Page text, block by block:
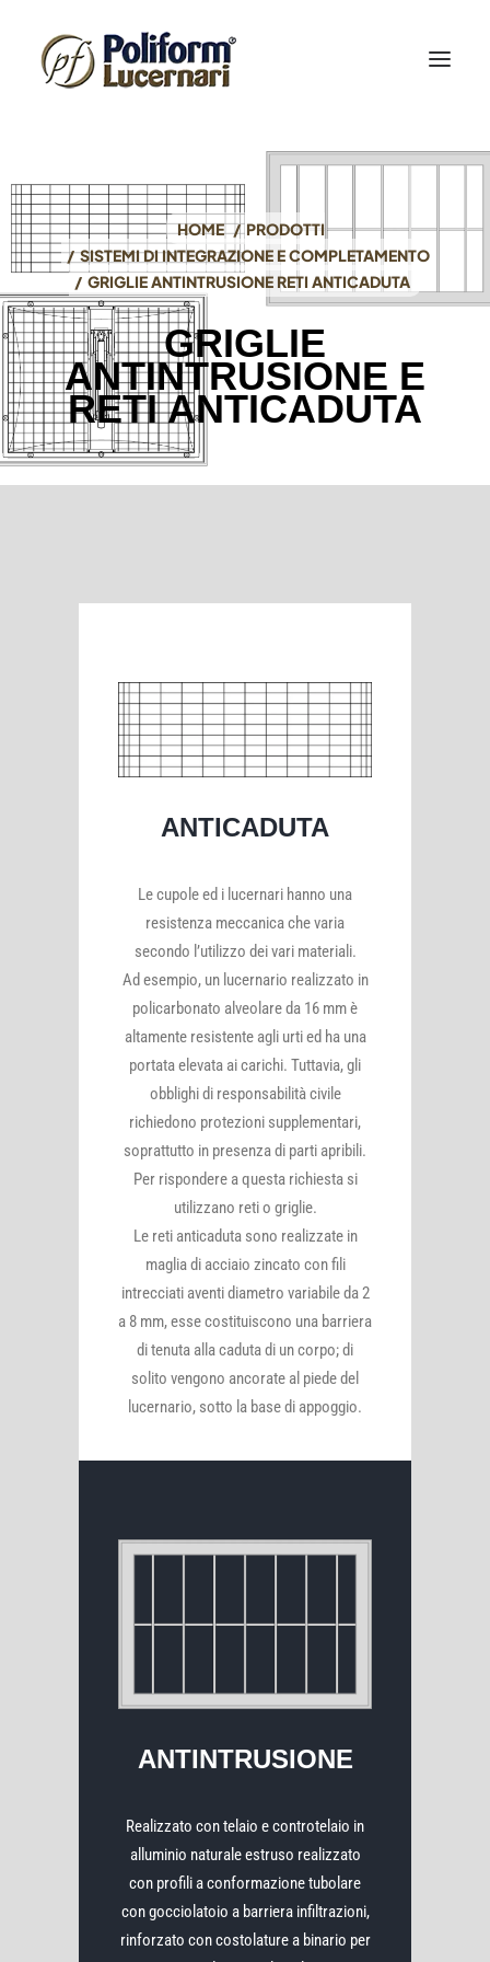
HOME
PRODOTTI
SISTEMI DI INTEGRAZIONE E COMPLETAMENTO
GRIGLIE ANTINTRUSIONE RETI ANTICADUTA
GRIGLIE
ANTINTRUSIONE E
RETI ANTICADUTA
ANTICADUTA
Le cupole ed i lucernari hanno una
resistenza meccanica che varia
secondo l’utilizzo dei vari materiali.
Ad esempio, un lucernario realizzato in
policarbonato alveolare da 16 mm è
altamente resistente agli urti ed ha una
portata elevata ai carichi. Tuttavia, gli
obblighi di responsabilità civile
richiedono protezioni supplementari,
soprattutto in presenza di parti apribili.
Per rispondere a questa richiesta si
utilizzano reti o griglie.
Le reti anticaduta sono realizzate in
maglia di acciaio zincato con fili
intrecciati aventi diametro variabile da 2
a 8 mm, esse costituiscono una barriera
di tenuta alla caduta di un corpo; di
solito vengono ancorate al piede del
lucernario, sotto la base di appoggio.
ANTINTRUSIONE
Realizzato con telaio e controtelaio in
alluminio naturale estruso realizzato
con profili a conformazione tubolare
con gocciolatoio a barriera infiltrazioni,
rinforzato con costolature a binario per